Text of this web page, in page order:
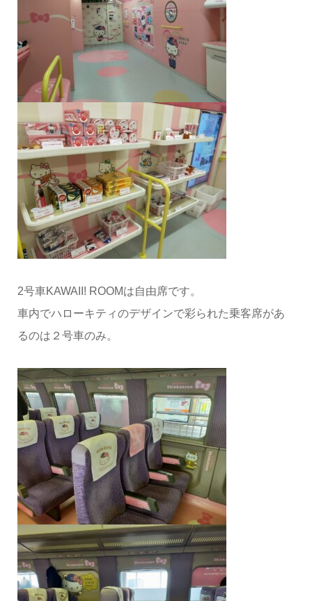
2号車KAWAII! ROOMは自由席です。
車内でハローキティのデザインで彩られた乗客席があ
るのは２号車のみ。